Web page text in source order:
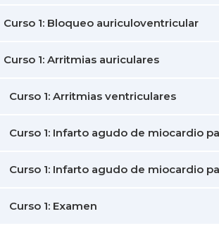
Curso 1: Bloqueo auriculoventricular
Curso 1: Arritmias auriculares
Curso 1: Arritmias ventriculares
Curso 1: Infarto agudo de miocardio
Curso 1: Infarto agudo de miocardio
Curso 1: Examen